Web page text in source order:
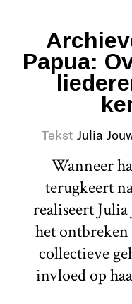
Papua:
Tekst Julia
Wanneer
terugkeert
realiseert Julia
het
collectieve
invloed op